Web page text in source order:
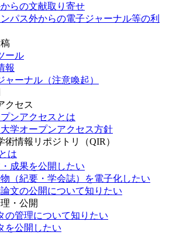
らの文献取り寄せ
パス外からの電子ジャーナル等の利
ール
報
ャーナル（注意喚起）
クセス
ンアクセスとは
学オープンアクセス方針
術情報リポジトリ（QIR）
は
成果を公開したい
（紀要・学会誌）を電子化したい
文の公開について知りたい
・公開
の管理について知りたい
を公開したい